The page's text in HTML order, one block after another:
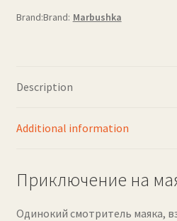
Brand: Marbushka
Description
Additional information
Приключение на
Одинокий смотритель маяка,